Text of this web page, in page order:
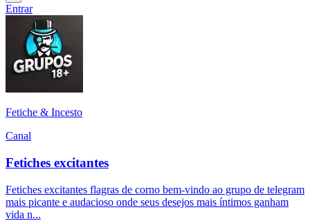
Entrar
Fetiche & Incesto
Canal
Fetiches excitantes
Fetiches excitantes flagras de corno bem-vindo ao grupo de telegram
mais picante e audacioso onde seus desejos mais íntimos ganham
vida n...